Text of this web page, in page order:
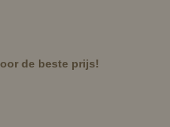
de beste prijs!